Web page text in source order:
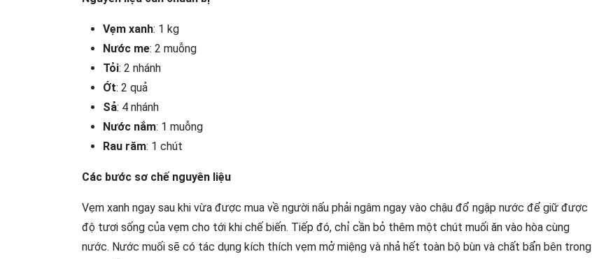
Vẹm xanh: 1 kg
Nước me: 2 muỗng
Tỏi: 2 nhánh
Ớt: 2 quả
Sả: 4 nhánh
Nước nắm: 1 muỗng
Rau răm: 1 chút
Các bước sơ chế nguyên liệu
Vẹm xanh ngay sau khi vừa được mua về người nấu phải ngâm ngay vào chậu đổ ngập nước để giữ được
độ tươi sống của vẹm cho tới khi chế biến. Tiếp đó, chỉ cần bỏ thêm một chút muối ăn vào hòa cùng
nước. Nước muối sẽ có tác dụng kích thích vẹm mở miệng và nhả hết toàn bộ bùn và chất bẩn bên trong